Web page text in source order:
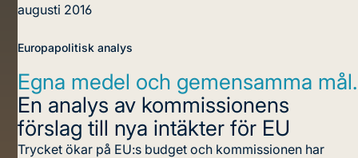
augusti 2016
Europapolitisk analys
Egna medel och gemensamma mål.
En analys av kommissionens
förslag till nya intäkter för EU
Trycket ökar på EU:s budget och kommissionen har